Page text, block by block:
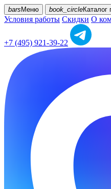
bars Меню book_circleКаталог
Условия работы Скидки О
+7 (495) 921-39-22